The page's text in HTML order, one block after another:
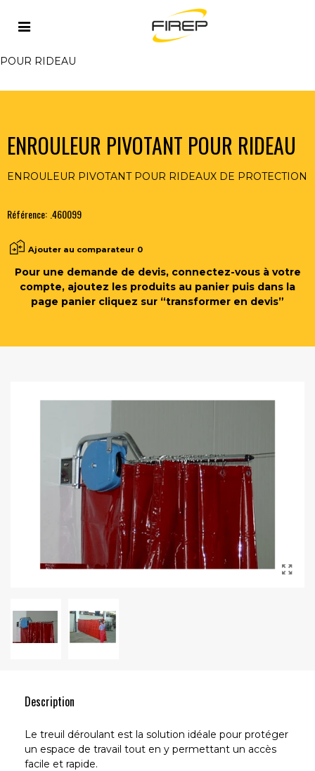
Accueil PROTECTION COLLECTIVE
SUPPORTS RIDEAUX - LANIERES
POUR RIDEAU
ENROULEUR PIVOTANT POUR RIDEAU
ENROULEUR PIVOTANT POUR RIDEAUX DE PROTECTION
Référence: .460099
Ajouter au comparateur 0
Pour une demande de devis, connectez-vous à votre
compte, ajoutez les produits au panier puis dans la
page panier cliquez sur “transformer en devis”
Description
Le treuil déroulant est la solution idéale pour protéger
un espace de travail tout en y permettant un accès
facile et rapide.